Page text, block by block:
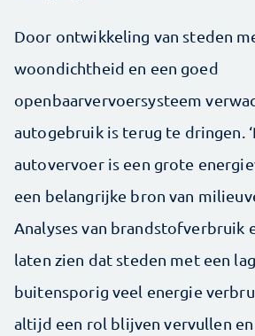
Door ontwikkeling van steden
woondichtheid en een goed
openbaarvervoersysteem
autogebruik is terug te dringen.
autovervoer is een grote
een belangrijke bron van
Analyses van brandstofverbruik
laten zien dat steden met een
buitensporig veel energie
altijd een rol blijven vervullen en